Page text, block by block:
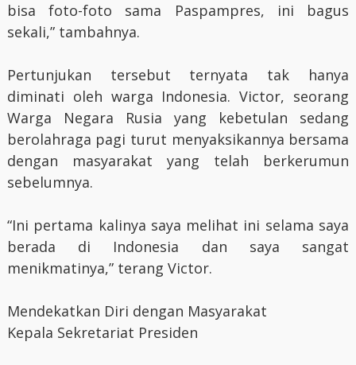
bisa foto-foto sama Paspampres, ini bagus
sekali,” tambahnya.
Pertunjukan tersebut ternyata tak hanya
diminati oleh warga Indonesia. Victor, seorang
Warga Negara Rusia yang kebetulan sedang
berolahraga pagi turut menyaksikannya bersama
dengan masyarakat yang telah berkerumun
sebelumnya.
“Ini pertama kalinya saya melihat ini selama saya
berada di Indonesia dan saya sangat
menikmatinya,” terang Victor.
Mendekatkan Diri dengan Masyarakat
Kepala Sekretariat Presiden